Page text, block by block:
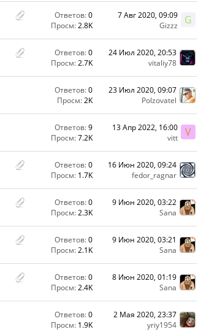
Ответов:0
Просм:2.8K G
7 Авг 2020, 09:09
Gizzz
Ответов:0
Просм:2.7K
24 Июл 2020, 20:53
vitaliy78
Ответов:0
Просм:2K
23 Июл 2020, 09:07
Polzovatel
Ответов:9
Просм:7.2K V
13 Апр 2022, 16:00
vitt
Ответов:0
Просм: 1.7K
16 Июн 2020, 09:24
fedor_ragnar
Ответов:0
Просм:2.3K
9 Июн 2020, 03:22
Sana
Ответов:0
Просм:2.1K
9 Июн 2020, 03:21
Sana
Ответов:0
Просм:2.4K
8 Июн 2020, 01:19
Sana
Ответов:0
Просм: 1.9K
2 Мая 2020, 23:37
yriy1954